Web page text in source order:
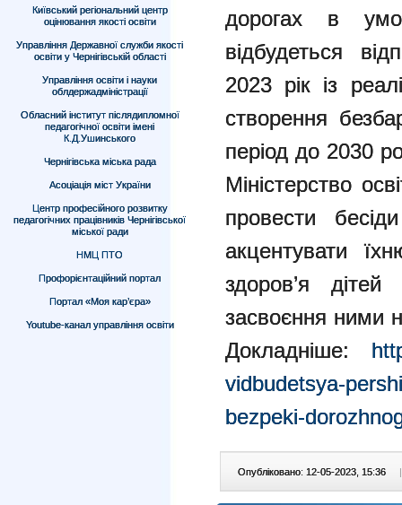
Київський регіональний центр
оцінювання якості освіти
Управління Державної служби якості
освіти у Чернігівській області
Управління освіти і науки
облдержадміністрації
Обласний інститут післядипломної
педагогічної освіти імені
К.Д.Ушинського
Чернігівська міська рада
Асоціація міст України
Центр професійного розвитку
педагогічних працівників Чернігівської
міської ради
НМЦ ПТО
Профорієнтаційний портал
Портал «Моя кар’єра»
Youtube-канал управління освіти
дорогах в
відбудеться
2023 рік із
створення
період до 2030
Міністерство
провести
акцентувати
здоров’я
засвоєння ними
Докладніше:
vidbudetsya-
bezpeki-
Опубліковано: 12-05-2023, 15:36 |